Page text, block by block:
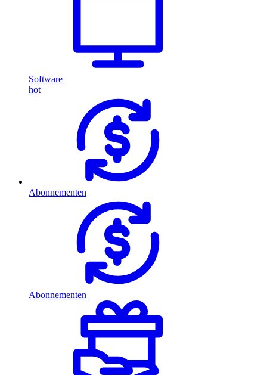
Software
hot
Abonnementen
Abonnementen